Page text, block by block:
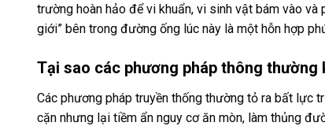
trường hoàn hảo để vi khuẩn, vi sinh vật bám vào
giới” bên trong đường ống lúc này là một hỗn hợp
Tại sao các phương pháp thông
Các phương pháp truyền thống thường tỏ ra bất lực
cặn nhưng lại tiềm ẩn nguy cơ ăn mòn, làm thủng